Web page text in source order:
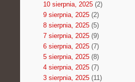
10 sierpnia, 2025(2)
9 sierpnia, 2025(2)
8 sierpnia, 2025(5)
7 sierpnia, 2025(9)
6 sierpnia, 2025(7)
5 sierpnia, 2025(8)
4 sierpnia, 2025(7)
3 sierpnia, 2025(11)